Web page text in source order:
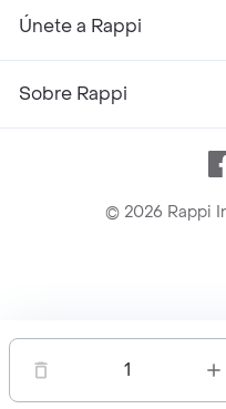
1
Únete a Rappi
Sobre Rappi
© 2026 Rappi